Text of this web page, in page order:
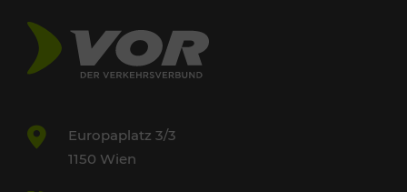
Europaplatz 3/3
1150 Wien